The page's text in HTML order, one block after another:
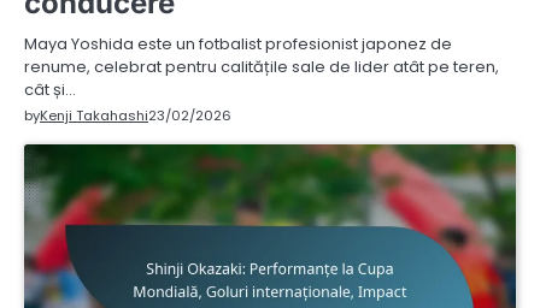
Maya Yoshida este un fotbalist profesionist japonez de
renume, celebrat pentru calitățile sale de lider atât pe teren,
cât și…
byKenji Takahashi23/02/2026